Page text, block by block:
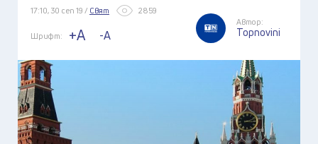
17:10, 30 сеп 19 / Свят 2859
Шрифт: +A -A
Автор:
Topnovini